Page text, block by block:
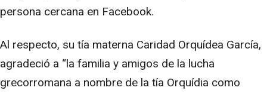
persona cercana en Facebook.
Al respecto, su tía materna Caridad Orquídea García,
agradeció a “la familia y amigos de la lucha
grecorromana a nombre de la tía Orquídia como